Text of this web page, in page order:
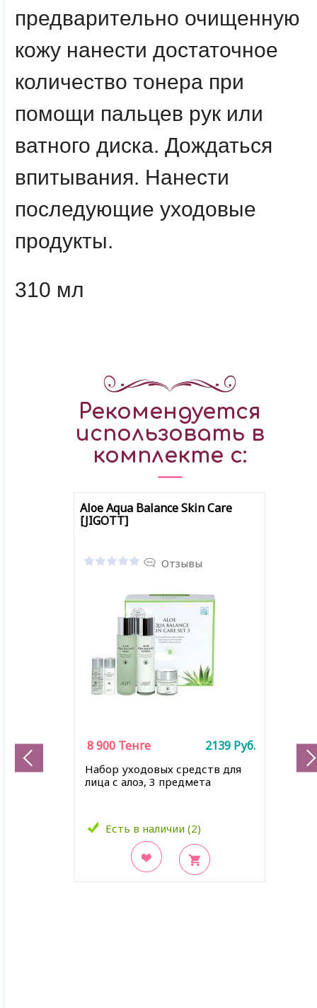
предварительно очищенную
кожу нанести достаточное
количество тонера при
помощи пальцев рук или
ватного диска. Дождаться
впитывания. Нанести
последующие уходовые
продукты.
310 мл
Рекомендуется
использовать в
комплекте с:
Aloe Aqua Balance Skin Care
[JIGOTT]
Отзывы
Набор уходовых средств для
лица с алоэ, 3 предмета
Есть в наличии (2)
8 900 Тенге 2139 Руб.